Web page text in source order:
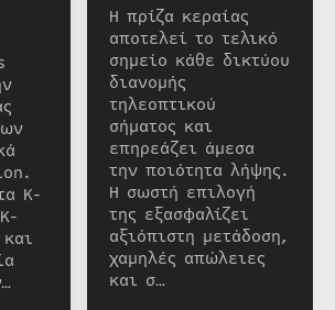
K-
Η πρίζα κεραίας
αποτελεί το τελικό
σημείο κάθε δικτύου
διανομής
τηλεοπτικού
σήματος και
επηρεάζει άμεσα
την ποιότητα λήψης.
Η σωστή επιλογή
της εξασφαλίζει
αξιόπιστη μετάδοση,
χαμηλές απώλειες
και σ…